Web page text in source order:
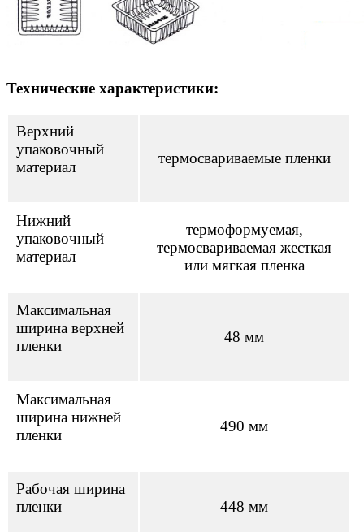
Технические характеристики:
Верхний
упаковочный
материал
термосвариваемые пленки
Нижний
упаковочный
материал
термоформуемая,
термосвариваемая жесткая
или мягкая пленка
Максимальная
ширина верхней
пленки
48 мм
Максимальная
ширина нижней
пленки
490 мм
Рабочая ширина
пленки
448 мм